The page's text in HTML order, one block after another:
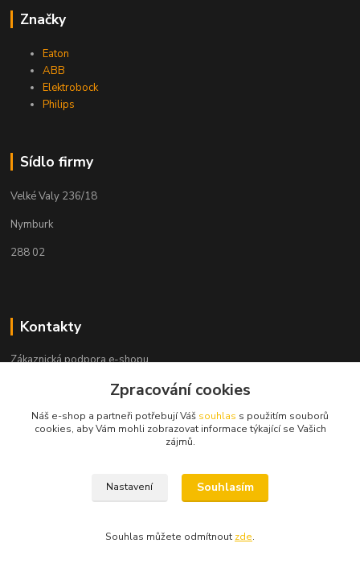
Značky
Eaton
ABB
Elektrobock
Philips
Sídlo firmy
Velké Valy 236/18
Nymburk
288 02
Kontakty
Zákaznická podpora e-shopu
info@elektronymburk.cz
dodavatele.
Zpracování cookies
Náš e-shop a partneři potřebují Váš souhlas s použitím souborů
cookies, aby Vám mohli zobrazovat informace týkající se Vašich
zájmů.
Nastavení Souhlasím
Souhlas můžete odmítnout zde.